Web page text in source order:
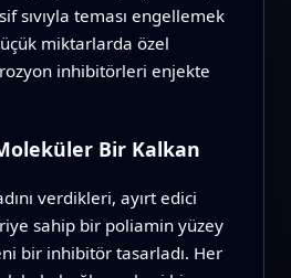
sıvıyla teması engellemek
miktarlarda özel
inhibitörleri enjekte
Bir Kalkan
verdikleri, ayırt edici
sahip bir poliamin yüzey
bir inhibitör tasarladı. Her